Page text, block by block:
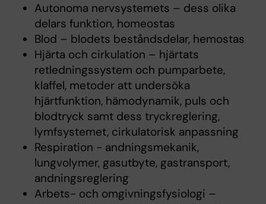
Autonoma nervsystemets – dess olika
delars funktion, homeostas
Blod – blodets beståndsdelar, hemostas
Hjärta och cirkulation – hjärtats
retledningssystem och pumparbete,
klaffel, metoder att undersöka
hjärtfunktion, hämodynamik, puls och
blodtryck samt dess tryckreglering,
lymfsystemet, cirkulatorisk anpassning
Respiration - andningsmekanik,
lungvolymer, gasutbyte, gastransport,
andningsreglering
Arbets- och omgivningsfysiologi –